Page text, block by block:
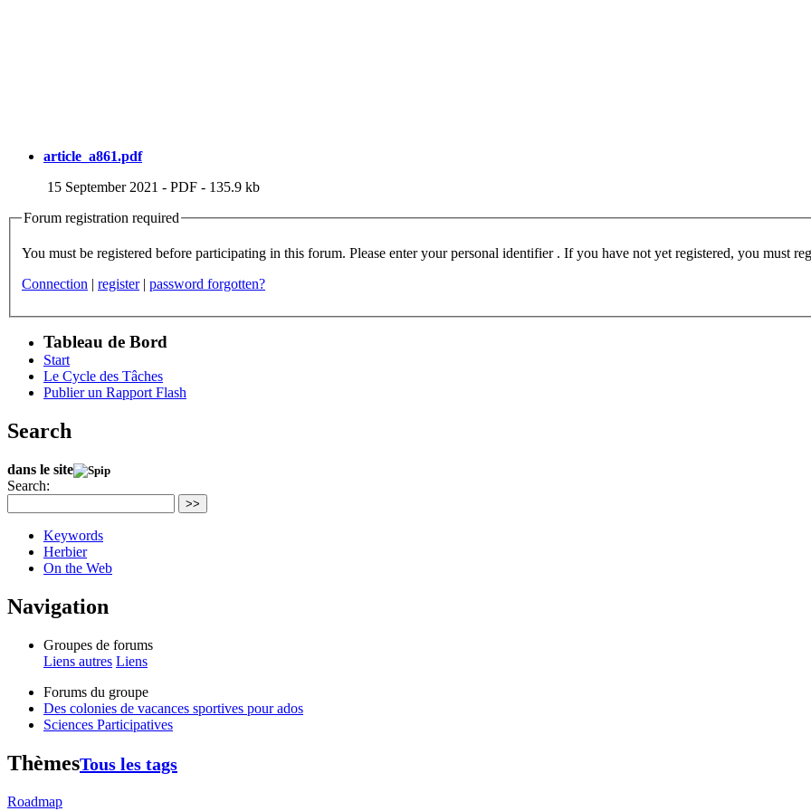
article_a861.pdf
15 September 2021 - PDF - 135.9 kb
Forum registration required
You must be registered before participating in this forum. Please enter your personal identifier . If you have not yet registered, you
Connection | register | password forgotten?
Tableau de Bord
Start
Le Cycle des Tâches
Publier un Rapport Flash
Search
dans le site
Search:
>>
Keywords
Herbier
On the Web
Navigation
Groupes de forums
Liens autres Liens
Forums du groupe
Des colonies de vacances sportives pour ados
Sciences Participatives
ThèmesTous les tags
Roadmap